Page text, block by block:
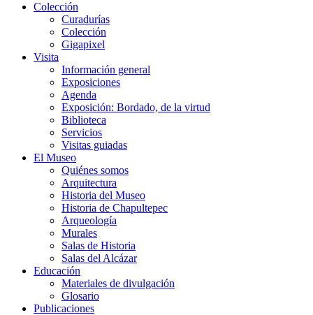
Colección
Curadurías
Colección
Gigapixel
Visita
Información general
Exposiciones
Agenda
Exposición: Bordado, de la virtud
Biblioteca
Servicios
Visitas guiadas
El Museo
Quiénes somos
Arquitectura
Historia del Museo
Historia de Chapultepec
Arqueología
Murales
Salas de Historia
Salas del Alcázar
Educación
Materiales de divulgación
Glosario
Publicaciones